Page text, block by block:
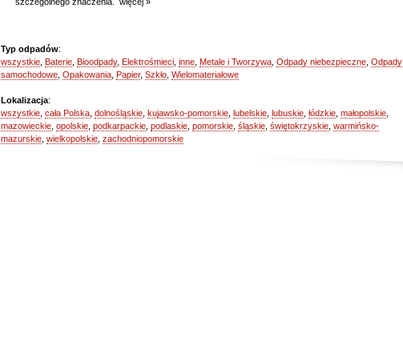
Typ odpadów:
wszystkie Baterie Bioodpady, Elektrośmieci inne Metale i Tworzywa Odpady niebezpieczne Odpady
samochodowe Opakowania Papier, Szkło Wielomateriałowe
Lokalizacja:
wszystkie cała Polska dolnośląskie kujawsko-pomorskie lubelskie lubuskie łódzkie małopolskie
mazowieckie opolskie podkarpackie podlaskie pomorskie śląskie świętokrzyskie warmińsko-
mazurskie wielkopolskie zachodniopomorskie